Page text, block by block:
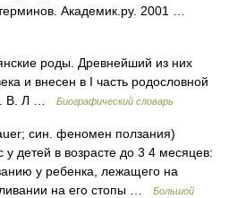
Академик.ру. 2001 …
роды. Древнейший из них
и внесен в I часть родословной
В. Л …
Биографический словарь
син. феномен ползания)
детей в возрасте до 3 4 месяцев:
у ребенка, лежащего на
на его стопы …
Большой